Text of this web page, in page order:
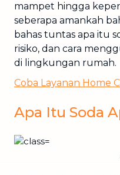
mampet hingga
seberapa amankah
bahas tuntas apa itu
risiko, dan cara
di lingkungan rumah.
Coba Layanan Home
Apa Itu Soda